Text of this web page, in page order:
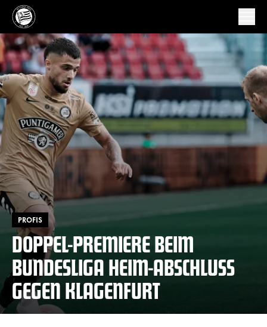
PROFIS
DOPPEL-PREMIERE BEIM
BUNDESLIGA HEIM-ABSCHLUSS
GEGEN KLAGENFURT